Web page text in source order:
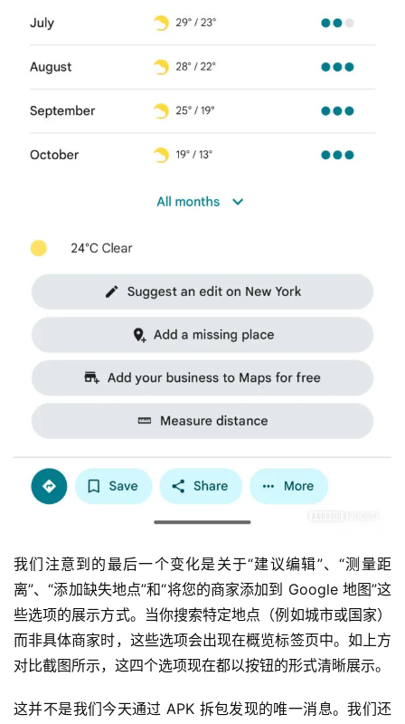
我们注意到的最后一个变化是关于“建议编辑”、“测量距
离”、“添加缺失地点”和“将您的商家添加到 Google 地图”这
些选项的展示方式。当你搜索特定地点（例如城市或国家）
而非具体商家时，这些选项会出现在概览标签页中。如上方
对比截图所示，这四个选项现在都以按钮的形式清晰展示。
这并不是我们今天通过 APK 拆包发现的唯一消息。我们还